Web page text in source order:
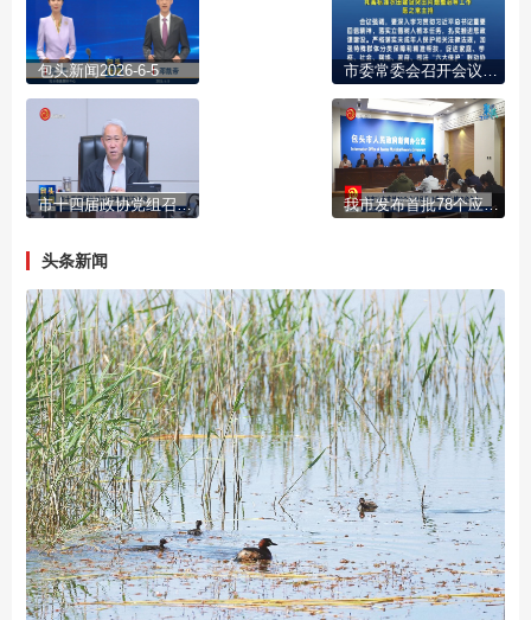
包头新闻2026-6-5 市委常委会召开会议 传达学习习近平总书记重要回信精神 研究部署农村牧区集体“三资”管理和高标准农田建设突出问题整治等工作 陈之常主持
市十四届政协党组召开第93次会议 我市发布首批78个应用场景清单 提升城市竞争力
头条新闻